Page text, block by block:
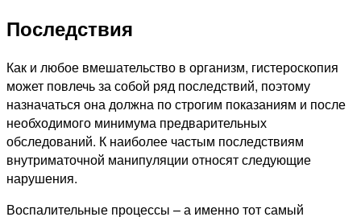
Последствия
Как и любое вмешательство в организм, гистероскопия
может повлечь за собой ряд последствий, поэтому
назначаться она должна по строгим показаниям и после
необходимого минимума предварительных
обследований. К наиболее частым последствиям
внутриматочной манипуляции относят следующие
нарушения.
Воспалительные процессы – а именно тот самый